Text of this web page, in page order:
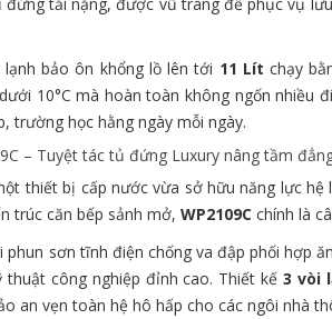
bảo ôn khổng lồ lên tới 11 Lít chạy
10°C mà hoàn toàn không ngốn
trường học hằng ngày mỗi ngày.
– Tuyệt tác tủ đứng Luxury nâng tầm
thiết bị cấp nước vừa sở hữu năng lực
trúc căn bếp sảnh mở, WP2109C chính là
phun sơn tĩnh điện chống va đập phối hợp
thuật công nghiệp đỉnh cao. Thiết kế3 vòi
an vẹn toàn hệ hô hấp cho các ngôi nhà